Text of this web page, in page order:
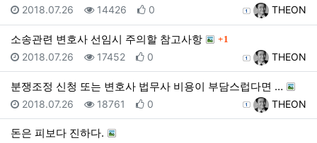
등록자 THEON
등록일
2018.07.26 조회
14426 추천
0
소송관련 변호사 선임시 주의할 참고사항 댓글
1
등록자 THEON
등록일
2018.07.26 조회
17452 추천
0
분쟁조정 신청 또는 변호사 법무사 비용이 부담스럽다면 …
등록자 THEON
등록일
2018.07.26 조회
18761 추천
0
돈은 피보다 진하다.